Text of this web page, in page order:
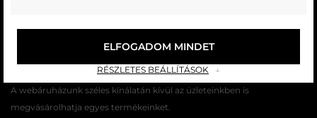
17 ÜZLET MAGYARORSZÁGON
A webáruházunk széles kínálatán kívül az üzleteinkben is
megvásárolhatja egyes termékeinket.
RÉSZLETES BEÁLLÍTÁSOK
ELFOGADOM MINDET